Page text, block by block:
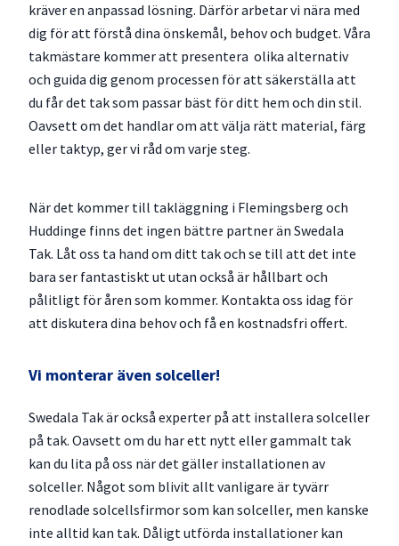
kräver en anpassad lösning. Därför arbetar vi nära med
dig för att förstå dina önskemål, behov och budget. Våra
takmästare kommer att presentera olika alternativ
och guida dig genom processen för att säkerställa att
du får det tak som passar bäst för ditt hem och din stil.
Oavsett om det handlar om att välja rätt material, färg
eller taktyp, ger vi råd om varje steg.
När det kommer till takläggning i Flemingsberg och
Huddinge finns det ingen bättre partner än Swedala
Tak. Låt oss ta hand om ditt tak och se till att det inte
bara ser fantastiskt ut utan också är hållbart och
pålitligt för åren som kommer. Kontakta oss idag för
att diskutera dina behov och få en kostnadsfri offert.
Vi monterar även solceller!
Swedala Tak är också experter på att installera solceller
på tak. Oavsett om du har ett nytt eller gammalt tak
kan du lita på oss när det gäller installationen av
solceller. Något som blivit allt vanligare är tyvärr
renodlade solcellsfirmor som kan solceller, men kanske
inte alltid kan tak. Dåligt utförda installationer kan